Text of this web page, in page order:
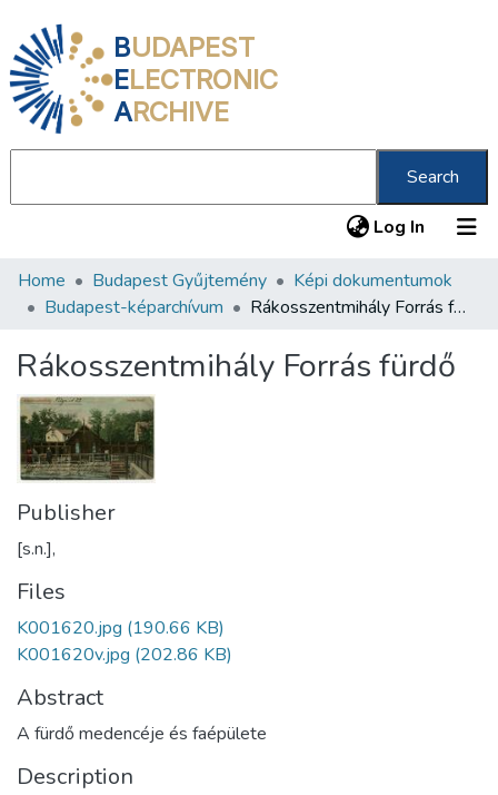
BUDAPEST
ELECTRONIC
ARCHIVE
Search
Log In (current)
Communities & Collections
Statistics
About us
Home Budapest Gyűjtemény
Képi dokumentumok
Budapest-képarchívum
Rákosszentmihály Forrás fürdő
Rákosszentmihály Forrás fürdő
Publisher
[s.n.],
Files
K001620.jpg (190.66 KB)
K001620v.jpg (202.86 KB)
Abstract
A fürdő medencéje és faépülete
Description